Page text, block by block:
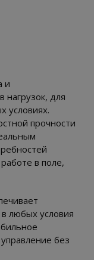
и
нагрузок, для
условиях.
прочности
в поле,
любых условия
без